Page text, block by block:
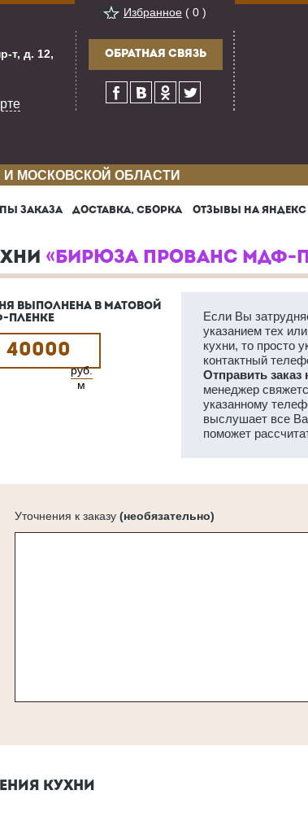
т, д. 12,
Избранное ( 0 )
ОБРАТНАЯ СВЯЗЬ
И МОСКОВСКОЙ ОБЛАСТИ
ЗАКАЗА ДОСТАВКА, СБОРКА ОТЗЫВЫ НА ЯНДЕКС
«БИРЮЗА ПРОВАНС МДФ-
ВЫПОЛНЕНА В МАТОВОЙ
ПЛЕНКЕ
40000
руб.
м
Если Вы
указанием тех
кухни, то просто
контактный
Отправить заказ
менеджер
указанному
выслушает все
поможет
Уточнения к заказу(необязательно)
КУХНИ